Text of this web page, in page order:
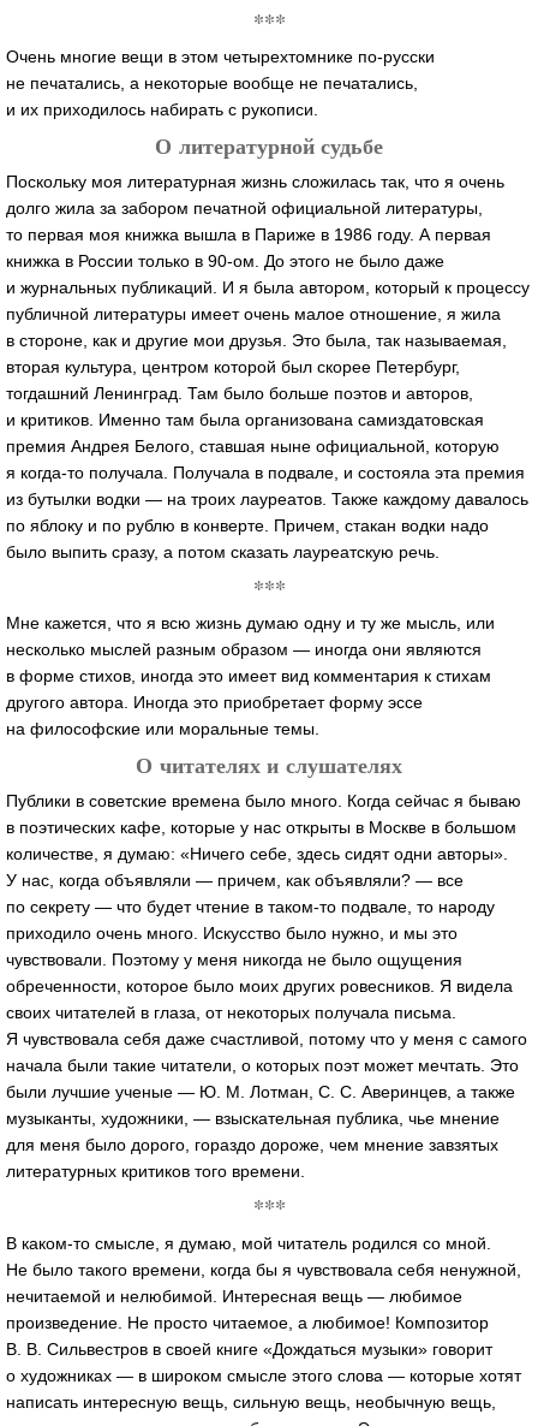
***
Очень многие вещи в этом четырехтомнике по-русски
не печатались, а некоторые вообще не печатались,
и их приходилось набирать с рукописи.
О литературной судьбе
Поскольку моя литературная жизнь сложилась так, что я очень
долго жила за забором печатной официальной литературы,
то первая моя книжка вышла в Париже в 1986 году. А первая
книжка в России только в 90-ом . До этого не было даже
и журнальных публикаций. И я была автором, который к процессу
публичной литературы имеет очень малое отношение, я жила
в стороне, как и другие мои друзья. Это была, так называемая,
вторая культура, центром которой был скорее Петербург,
тогдашний Ленинград. Там было больше поэтов и авторов,
и критиков. Именно там была организована самиздатовская
премия Андрея Белого, ставшая ныне официальной, которую
я когда-то получала. Получала в подвале, и состояла эта премия
из бутылки водки — на троих лауреатов. Также каждому давалось
по яблоку и по рублю в конверте. Причем, стакан водки надо
было выпить сразу, а потом сказать лауреатскую речь.
***
Мне кажется, что я всю жизнь думаю одну и ту же мысль, или
несколько мыслей разным образом — иногда они являются
в форме стихов, иногда это имеет вид комментария к стихам
другого автора. Иногда это приобретает форму эссе
на философские или моральные темы.
О читателях и слушателях
Публики в советские времена было много. Когда сейчас я бываю
в поэтических кафе, которые у нас открыты в Москве в большом
количестве, я думаю: «Ничего себе, здесь сидят одни авторы».
У нас, когда объявляли — причем, как объявляли? — все
по секрету — что будет чтение в таком-то подвале, то народу
приходило очень много. Искусство было нужно, и мы это
чувствовали. Поэтому у меня никогда не было ощущения
обреченности, которое было моих других ровесников. Я видела
своих читателей в глаза, от некоторых получала письма.
Я чувствовала себя даже счастливой, потому что у меня с самого
начала были такие читатели, о которых поэт может мечтать. Это
были лучшие ученые — Ю. М. Лотман С. С. Аверинцев , а также
музыканты, художники, — взыскательная публика, чье мнение
для меня было дорого, гораздо дороже, чем мнение завзятых
литературных критиков того времени.
***
В каком-то смысле, я думаю, мой читатель родился со мной.
Не было такого времени, когда бы я чувствовала себя ненужной,
нечитаемой и нелюбимой. Интересная вещь — любимое
произведение. Не просто читаемое, а любимое! Композитор
В. В. Сильвестров в своей книге «Дождаться музыки» говорит
о художниках — в широком смысле этого слова — которые хотят
написать интересную вещь, сильную вещь, необычную вещь,